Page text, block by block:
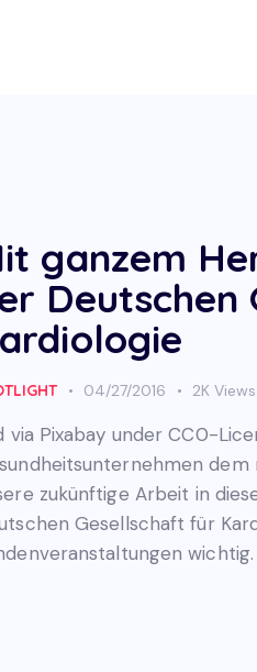
ganzem
04/27/2016 2K Views
via Pixabay under CC0-
dem
zukünftige Arbeit in
Gesellschaft für